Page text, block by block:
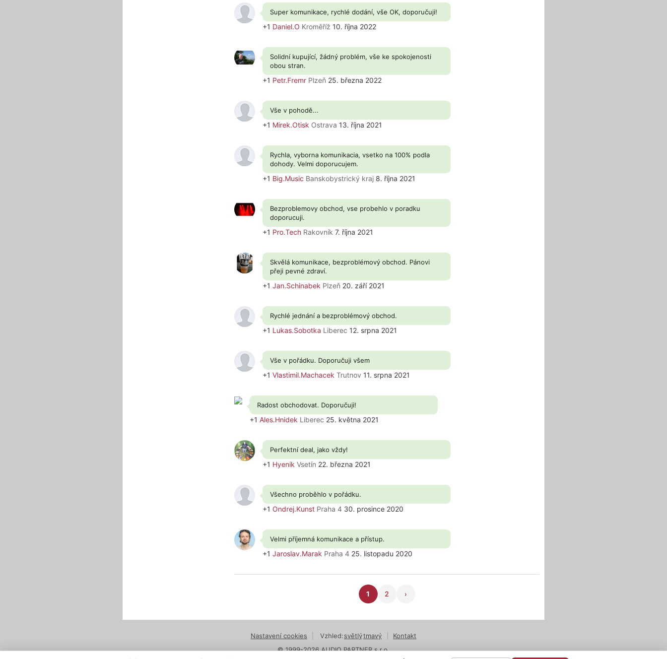
Super komunikace, rychlé dodání, vše OK, doporučuji!
+1 Daniel.O Kroměříž 10. října 2022
Solidní kupující, žádný problém, vše ke spokojenosti
obou stran.
+1 Petr.Fremr Plzeň 25. března 2022
Vše v pohodě...
+1 Mirek.Otisk Ostrava 13. října 2021
Rychla, vyborna komunikacia, vsetko na 100% podla
dohody. Velmi doporucujem.
+1 Big.Music Banskobystrický kraj 8. října 2021
Bezproblemovy obchod, vse probehlo v poradku
doporucuji.
+1 Pro.Tech Rakovník 7. října 2021
Skvělá komunikace, bezproblémový obchod. Pánovi
přeji pevné zdraví.
+1 Jan.Schinabek Plzeň 20. září 2021
Rychlé jednání a bezproblémový obchod.
+1 Lukas.Sobotka Liberec 12. srpna 2021
Vše v pořádku. Doporučuji všem
+1 Vlastimil.Machacek Trutnov 11. srpna 2021
Radost obchodovat. Doporučuji!
+1 Ales.Hnidek Liberec 25. května 2021
Perfektní deal, jako vždy!
+1 Hyenik Vsetín 22. března 2021
Všechno proběhlo v pořádku.
+1 Ondrej.Kunst Praha 4 30. prosince 2020
Velmi příjemná komunikace a přístup.
+1 Jaroslav.Marak Praha 4 25. listopadu 2020
1 2 ›
Nastavení cookies Vzhled:světlýtmavý
Kontakt
© 1999-2026 AUDIO PARTNER s.r.o.